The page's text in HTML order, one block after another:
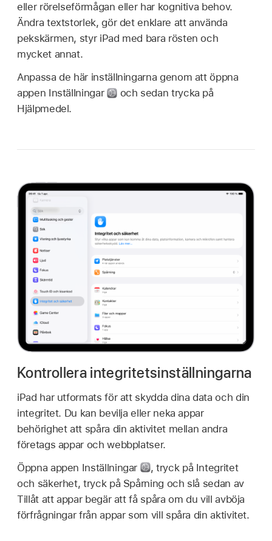
eller rörelseförmågan eller har kognitiva behov.
Ändra textstorlek, gör det enklare att använda
pekskärmen, styr iPad med bara rösten och
mycket annat.
Anpassa de här inställningarna genom att öppna
appen Inställningar
och sedan trycka på
Hjälpmedel.
Kontrollera integritetsinställningarna
iPad har utformats för att skydda dina data och din
integritet. Du kan bevilja eller neka appar
behörighet att spåra din aktivitet mellan andra
företags appar och webbplatser.
Öppna appen Inställningar
,tryck på Integritet
och säkerhet, tryck på Spårning och slå sedan av
Tillåt att appar begär att få spåra om du vill avböja
förfrågningar från appar som vill spåra din aktivitet.